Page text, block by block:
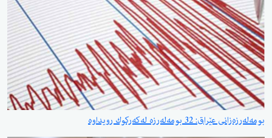
بومەلەرزەزانی عێراق: 32 بومەلەرزە لەكەركوك رویداوە